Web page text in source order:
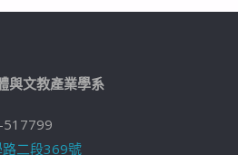
與文教產業學系
二段369號